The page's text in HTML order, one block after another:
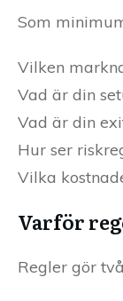
Som
Vilken
Vad är din
Vad är din
Hur ser
Vilka
Varför
Regler gör